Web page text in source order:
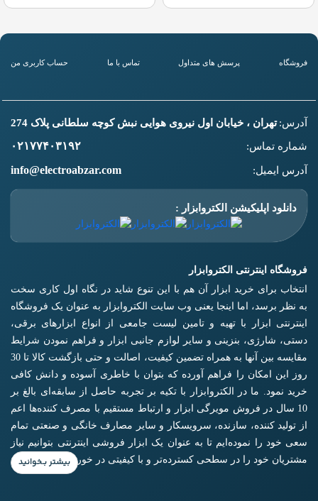
فروشگاه پرسش های متداول تماس با ما حساب کاربری من
آدرس: تهران ، خیابان اول نیروی هوایی نبش کوچه سلطانی پلاک 274
شماره تماس: ۰۲۱۷۷۴۰۳۱۹۲
آدرس ایمیل: info@electroabzar.com
دانلود اپلیکیشن الکتروابزار :
فروشگاه اینترنتی الکتروابزار
انتخاب برای خرید ابزار آن هم با این تنوع شاید در نگاه اول کاری سخت
به نظر برسد، اما اینجا یعنی وب سایت الکتروابزار به عنوان یک فروشگاه
اینترنتی ابزار با تهیه و تامین لیست جامعی از انواع ابزار‌های برقی،
دستی، شارژی، بنزینی و سایر لوازم جانبی ابزار و فراهم نمودن شرایط
مقایسه بین آنها به همراه تضمین کیفیت، اصالت و حتی بازگشت کالا تا 30
روز این امکان را فراهم آورده که بتوان با خاطری آسوده و دانش کافی
خرید نمود. ما در الکتروابزار با تکیه بر تجربه حاصل از سابقه‌ای بالغ بر
10 سال در فروش مویرگی ابزار و ارتباط مستقیم با مصرف کننده‌ها اعم
از تولید کننده، سازنده، سرویسکار و سایر مصارف خانگی و صنعتی تمام
سعی خود را نموده‌ایم تا به عنوان یک ابزار فروشی اینترنتی بتوانیم نیاز
مشتریان خود را در سطحی کسترده‌تر و با کیفیتی در خور برآورده کنیم.